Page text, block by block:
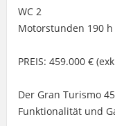
WC 2
Motorstunden 190 h
PREIS: 459.000 €
Der Gran Turismo
Funktionalität und